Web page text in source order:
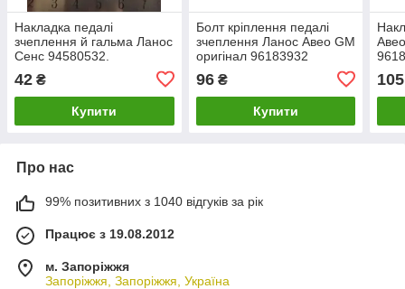
Накладка педалі
зчеплення й гальма Ланос
Сенс 94580532.
42 ₴
Купити
Болт кріплення педалі
зчеплення Ланос Авео GM
оригінал 96183932
96₴
Купити
105
Про нас
99% позитивних з 1040 відгуків за рік
Працює з 19.08.2012
м. Запоріжжя
Запоріжжя, Запоріжжя, Україна